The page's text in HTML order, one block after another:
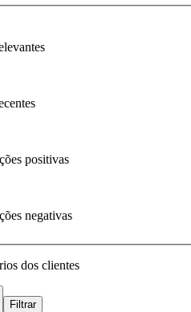
positivas
negativas
dos clientes
Filtrar